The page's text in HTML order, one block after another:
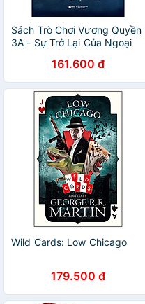
Sách Trò Chơi Vương Quyền
3A - Sự Trở Lại Của Ngoại
161.600 đ
Wild Cards: Low Chicago
179.500 đ